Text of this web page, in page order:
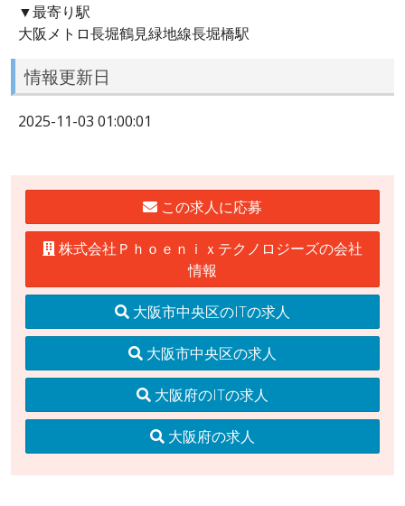
▼最寄り駅
大阪メトロ長堀鶴見緑地線長堀橋駅
情報更新日
2025-11-03 01:00:01
この求人に応募
株式会社Ｐｈｏｅｎｉｘテクノロジーズの会社
情報
大阪市中央区のITの求人
大阪市中央区の求人
大阪府のITの求人
大阪府の求人